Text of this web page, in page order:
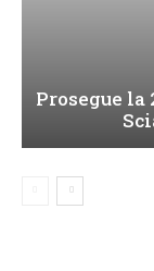
Prosegue la